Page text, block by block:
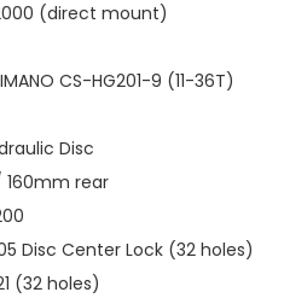
(direct mount)
CS-HG201-9 (11-36T)
Disc
rear
Disc Center Lock (32 holes)
(32 holes)